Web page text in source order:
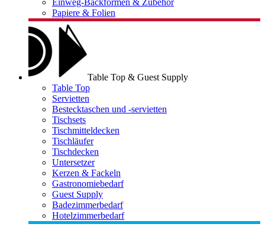
Einweg-Backformen & Zubehör
Papiere & Folien
Table Top & Guest Supply
Table Top
Servietten
Bestecktaschen und -servietten
Tischsets
Tischmitteldecken
Tischläufer
Tischdecken
Untersetzer
Kerzen & Fackeln
Gastronomiebedarf
Guest Supply
Badezimmerbedarf
Hotelzimmerbedarf